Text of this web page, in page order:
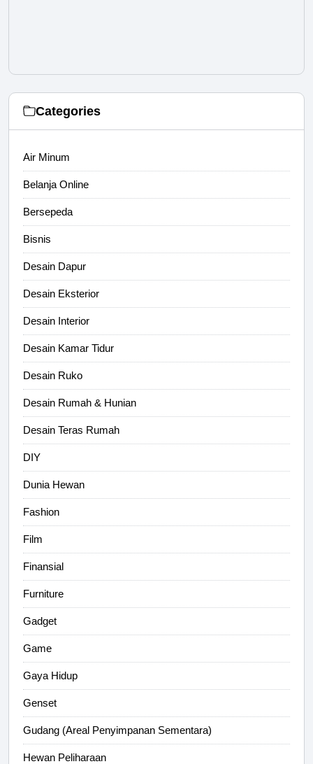
Categories
Air Minum
Belanja Online
Bersepeda
Bisnis
Desain Dapur
Desain Eksterior
Desain Interior
Desain Kamar Tidur
Desain Ruko
Desain Rumah & Hunian
Desain Teras Rumah
DIY
Dunia Hewan
Fashion
Film
Finansial
Furniture
Gadget
Game
Gaya Hidup
Genset
Gudang (Areal Penyimpanan Sementara)
Hewan Peliharaan